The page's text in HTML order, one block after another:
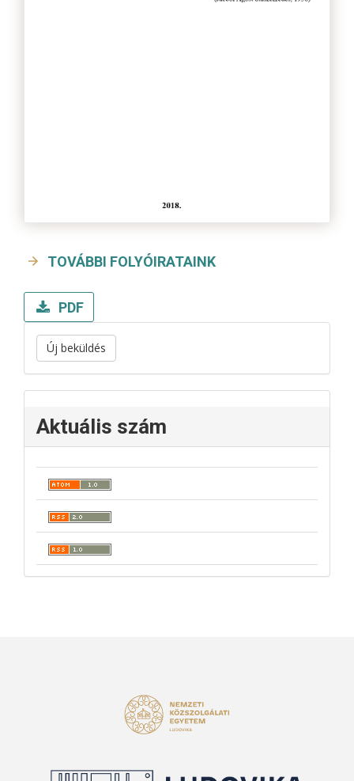
TOVÁBBI FOLYÓIRATAINK
PDF
Új beküldés
Aktuális szám